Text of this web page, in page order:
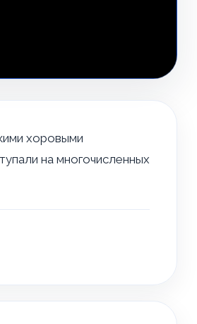
хоровыми
на многочисленных